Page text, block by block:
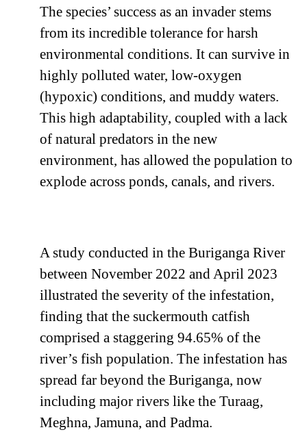
The species’ success as an invader stems
from its incredible tolerance for harsh
environmental conditions. It can survive in
highly polluted water, low-oxygen
(hypoxic) conditions, and muddy waters.
This high adaptability, coupled with a lack
of natural predators in the new
environment, has allowed the population to
explode across ponds, canals, and rivers.
A study conducted in the Buriganga River
between November 2022 and April 2023
illustrated the severity of the infestation,
finding that the suckermouth catfish
comprised a staggering 94.65% of the
river’s fish population. The infestation has
spread far beyond the Buriganga, now
including major rivers like the Turaag,
Meghna, Jamuna, and Padma.